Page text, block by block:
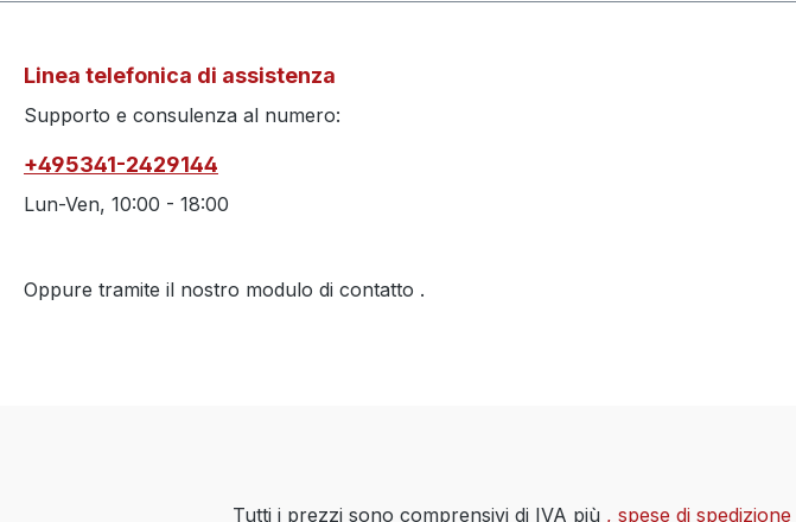
Linea telefonica di assistenza
Supporto e consulenza al numero:
+495341-2429144
Lun-Ven, 10:00 - 18:00
Oppure tramite il nostro modulo di contatto .
Tutti i prezzi sono comprensivi di IVA più , spese di spedizione